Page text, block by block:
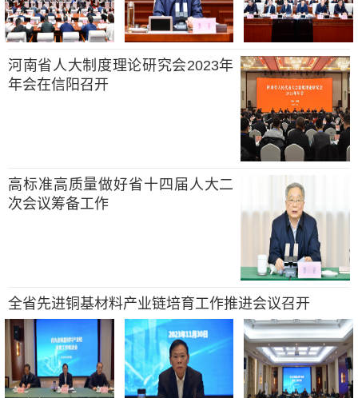
河南省人大制度理论研究会2023年
年会在信阳召开
高标准高质量做好省十四届人大二
次会议筹备工作
全省先进铜基材料产业链培育工作推进会议召开